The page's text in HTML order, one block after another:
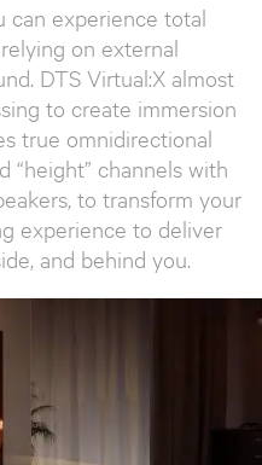
can experience total
on external
DTS Virtual:X almost
to create immersion
true omnidirectional
“height” channels with
to transform your
experience to deliver
and behind you.